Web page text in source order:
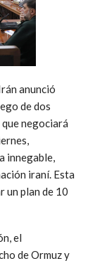
anunció
de dos
que negociará
innegable,
iraní. Esta
un plan de 10
el
de Ormuz y